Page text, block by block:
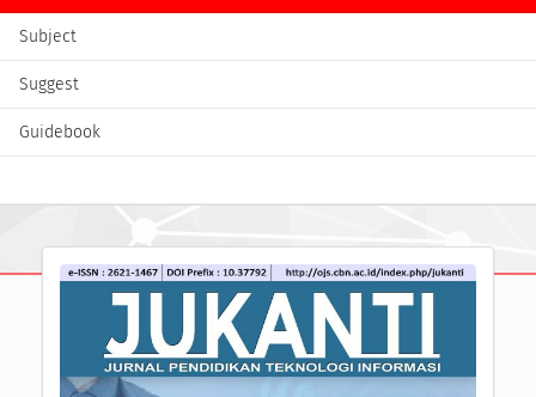
Subject
Suggest
Guidebook